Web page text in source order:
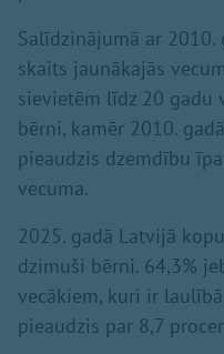
Salīdzinājumā ar 2010.
skaits jaunākajās
sievietēm līdz 20 gadu
bērni, kamēr 2010.
pieaudzis dzemdību
vecuma.
2025. gadā Latvijā
dzimuši bērni. 64,3%
vecākiem, kuri ir
pieaudzis par 8,7